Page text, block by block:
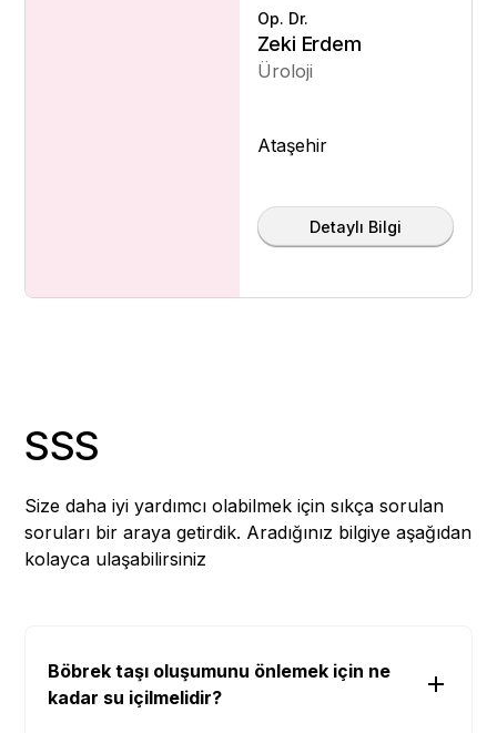
Op. Dr.
Zeki Erdem
Üroloji
Ataşehir
Detaylı Bilgi
SSS
Size daha iyi yardımcı olabilmek için sıkça sorulan
soruları bir araya getirdik. Aradığınız bilgiye aşağıdan
kolayca ulaşabilirsiniz
Böbrek taşı oluşumunu önlemek için ne
kadar su içilmelidir?